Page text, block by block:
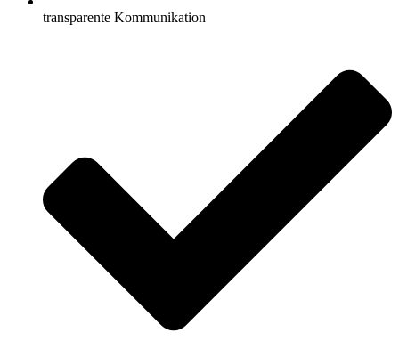
transparente Kommunikation